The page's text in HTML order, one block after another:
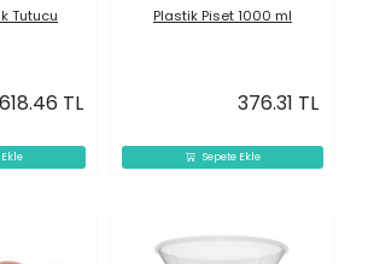
Tutucu
618.46 TL
Sepete Ekle
Plastik Piset 1000 ml
376.31 TL